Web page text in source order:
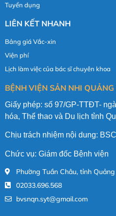
Tuyển dụng
LIÊN KẾT NHANH
Bảng giá Vắc-xin
Viện phí
Lịch làm việc của bác sĩ chuyên khoa
BỆNH VIỆN SẢN NHI
Giấy phép: số 97/GP-TTĐT-
hóa, Thể thao và Du lịch tỉnh
Chịu trách nhiệm nội dung:
Chức vụ: Giám đốc Bệnh viện
Phường Tuần Châu, tỉnh Quảng
02033.696.568
bvsnqn.syt@gmail.com